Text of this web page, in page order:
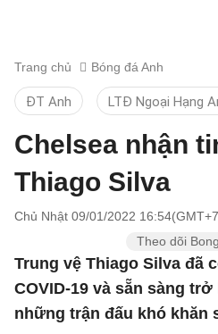
Trang chủ Bóng đá Anh
ĐT Anh LTĐ Ngoại Hạng
Chelsea nhận
Thiago Silva
Chủ Nhật 09/01/2022
Theo dõi
Trung vệ Thiago Silva đã
COVID-19 và sẵn sàng
những trận đấu khó khăn